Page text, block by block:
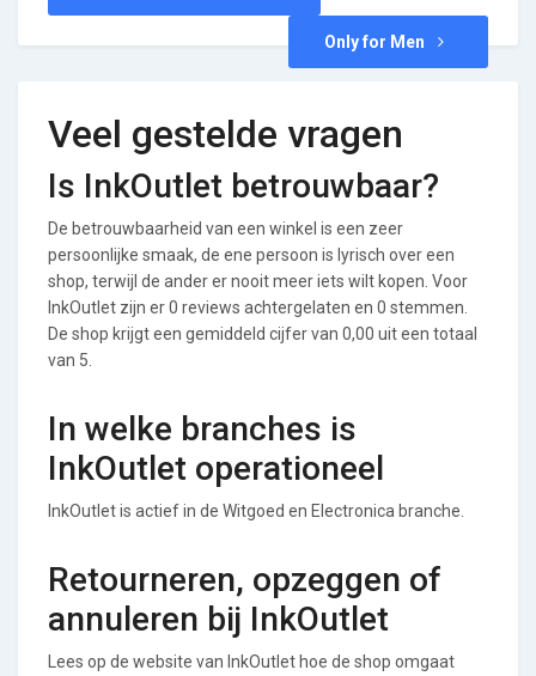
Only for Men
Veel gestelde vragen
Is InkOutlet betrouwbaar?
De betrouwbaarheid van een winkel is een zeer
persoonlijke smaak, de ene persoon is lyrisch over een
shop, terwijl de ander er nooit meer iets wilt kopen. Voor
InkOutlet zijn er 0 reviews achtergelaten en 0 stemmen.
De shop krijgt een gemiddeld cijfer van 0,00 uit een totaal
van 5.
In welke branches is
InkOutlet operationeel
InkOutlet is actief in de Witgoed en Electronica branche.
Retourneren, opzeggen of
annuleren bij InkOutlet
Lees op de website van InkOutlet hoe de shop omgaat